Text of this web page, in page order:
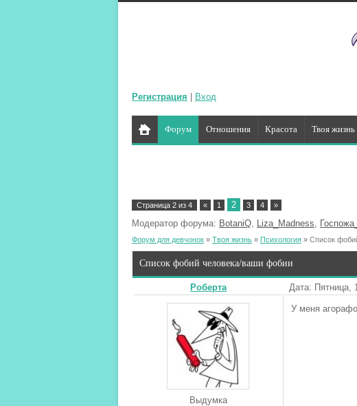
Регистрация Вход
Форум Отношения Красота Твоя жизнь
Страница 2 из 4 « 1 2 3 4 »
Модератор форума: BotaniQ, Liza_Madness,
Форум для девчонок » Твоя жизнь » Психология » Список
Список фобий человека/ваши фобии
Роберта Дата: Пятница,
Выдумка
У меня